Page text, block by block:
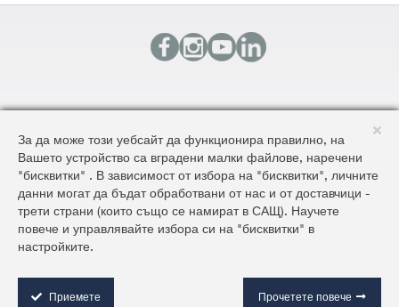
КАРТА НА САЙТА
ОБЩИ УСЛОВИЯ ЗА ДОСТАВКА И ПРОДАЖБА
ОБЩИ УСЛОВИЯ НА САЙТА И ЗАЩИТА НА ЛИЧНИТЕ ДАННИ
©2026 AluKönigStahl
o
o
За да може този уебсайт да функционира правилно, на
Вашето устройство са вградени малки файлове, наречени
"бисквитки" . В зависимост от избора на "бисквитки", личните
данни могат да бъдат обработвани от нас и от доставчици -
трети страни (които също се намират в САЩ). Научете
повече и управлявайте избора си на "бисквитки" в
настройките.
Приемете Прочетете повече